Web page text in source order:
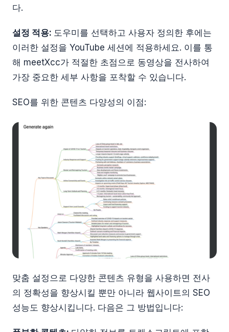
다.
설정 적용: 도우미를 선택하고 사용자 정의한 후에는
이러한 설정을 YouTube 세션에 적용하세요. 이를 통
해 meetXcc가 적절한 초점으로 동영상을 전사하여
가장 중요한 세부 사항을 포착할 수 있습니다.
SEO를 위한 콘텐츠 다양성의 이점:
맞춤 설정으로 다양한 콘텐츠 유형을 사용하면 전사
의 정확성을 향상시킬 뿐만 아니라 웹사이트의 SEO
성능도 향상시킵니다. 다음은 그 방법입니다: